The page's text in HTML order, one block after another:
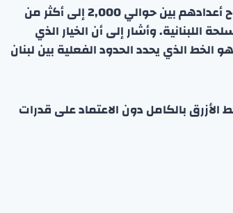
في التقرير المقدم إلى مجلس الأمن، عرض غوتيريش ثلاثة خيارات تتراوح أعدادهم بين حوالي 2,000 إلى أكثر من
اللبنانية. وأشار إلى أن الخيار الذي
الذي يحدد الحدود الفعلية بين لبنان
بالكامل دون الاعتماد على قدرات